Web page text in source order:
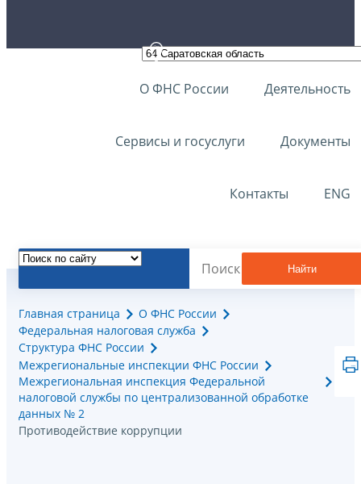
О ФНС России Деятельность
Сервисы и госуслуги Документы
Контакты ENG
Найти
Главная страница
О ФНС России
Федеральная налоговая служба
Структура ФНС России
Межрегиональные инспекции ФНС России
Межрегиональная инспекция Федеральной
налоговой службы по централизованной обработке
данных № 2
Противодействие коррупции